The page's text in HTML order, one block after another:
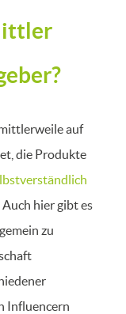
auf
die Produkte
Auch hier gibt es
zu
Influencern